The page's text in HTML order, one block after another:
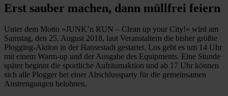
Erst sauber machen, dann müllfrei feiern
Unter dem Motto »JUNK’n RUN – Clean up your City!« wird am
Samstag, den 25. August 2018, laut Veranstaltern die bisher größte
Plogging-Aktion in der Hansestadt gestartet. Los geht es um 14 Uhr
mit einem Warm-up und der Ausgabe des Equipments. Eine Stunde
später beginnt die sportliche Aufräumaktion und ab 17 Uhr können
sich alle Plogger bei einer Abschlussparty für die gemeinsamen
Anstrengungen belohnen.